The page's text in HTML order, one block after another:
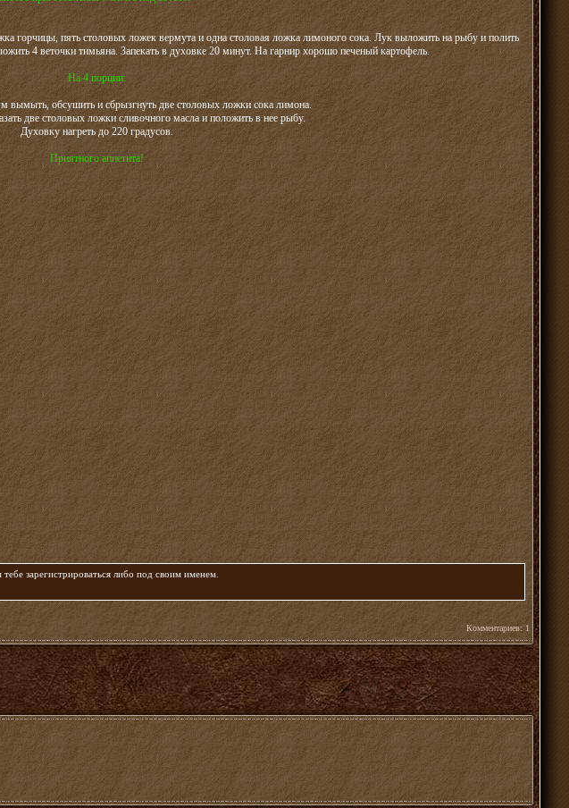
горчицы, пять столовых ложек вермута и одна столовая ложка лимоного сока. Лук выложить на рыбу и полить
4 веточки тимьяна. Запекать в духовке 20 минут. На гарнир хорошо печеный картофель.
На 4 порции:
вымыть, обсушить и сбрызгнуть две столовых ложки сока лимона.
две столовых ложки сливочного масла и положить в нее рыбу.
Духовку нагреть до 220 градусов.
Приятного аппетита!
зарегистрироваться либо под своим именем
Комментариев: 1